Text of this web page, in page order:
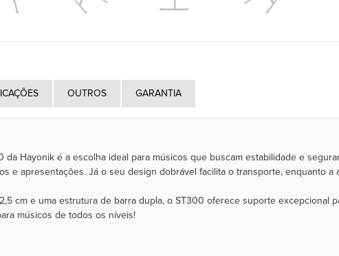
OUTROS GARANTIA
da Hayonik é a escolha ideal para músicos que buscam estabilidade e
e apresentações. Já o seu design dobrável facilita o transporte, enquanto
cm e uma estrutura de barra dupla, o ST300 oferece suporte excepcional
músicos de todos os níveis!